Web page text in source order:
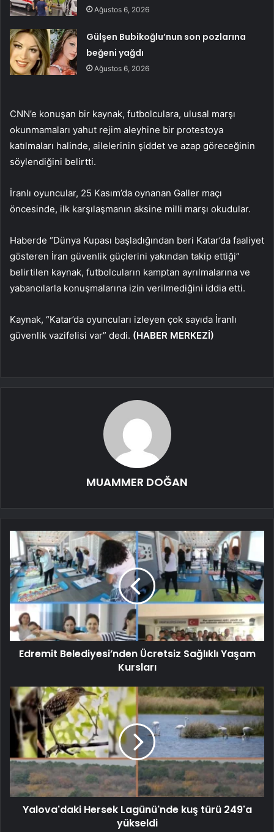
Ağustos 6, 2026
Gülşen Bubikoğlu’nun son pozlarına
beğeni yağdı
Ağustos 6, 2026
CNN’e konuşan bir kaynak, futbolculara, ulusal marşı
okunmamaları yahut rejim aleyhine bir protestoya
katılmaları halinde, ailelerinin şiddet ve azap göreceğinin
söylendiğini belirtti.
İranlı oyuncular, 25 Kasım’da oynanan Galler maçı
öncesinde, ilk karşılaşmanın aksine milli marşı okudular.
Haberde “Dünya Kupası başladığından beri Katar’da faaliyet
gösteren İran güvenlik güçlerini yakından takip ettiği”
belirtilen kaynak, futbolcuların kamptan ayrılmalarına ve
yabancılarla konuşmalarına izin verilmediğini iddia etti.
Kaynak, “Katar’da oyuncuları izleyen çok sayıda İranlı
güvenlik vazifelisi var” dedi. (HABER MERKEZİ)
MUAMMER DOĞAN
Edremit Belediyesi’nden Ücretsiz Sağlıklı Yaşam
Kursları
Yalova'daki Hersek Lagünü'nde kuş türü 249'a
yükseldi